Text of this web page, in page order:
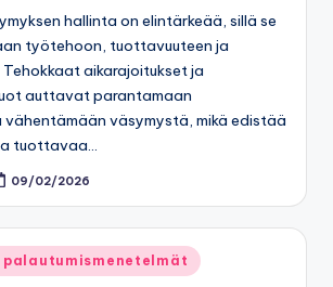
hallinta on elintärkeää, sillä se
työtehoon, tuottavuuteen ja
aikarajoitukset ja
auttavat parantamaan
vähentämään väsymystä, mikä edistää
tuottavaa…
09/02/2026
palautumismenetelmät